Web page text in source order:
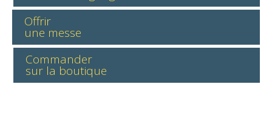
Offrir
une messe
Commander
sur la boutique